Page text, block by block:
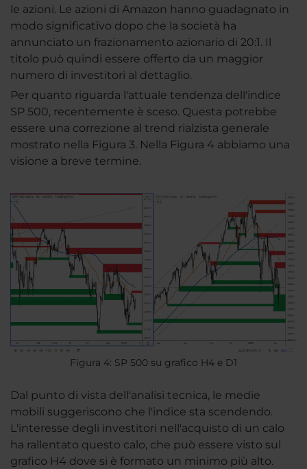
le azioni. Le azioni di Amazon hanno guadagnato in
modo significativo dopo che la società ha
annunciato un frazionamento azionario di 20:1. Il
titolo può quindi essere offerto da un maggior
numero di investitori al dettaglio.
Per quanto riguarda l'attuale tendenza dell'indice
SP 500, recentemente è sceso. Questa potrebbe
essere una correzione al trend rialzista generale
mostrato nella Figura 3. Nella Figura 4 abbiamo una
visione a breve termine.
Figura 4: SP 500 su grafico H4 e D1
Dal punto di vista dell'analisi tecnica, le medie
mobili suggeriscono che l'indice sta scendendo.
L'interesse degli investitori nell'acquisto di un calo
ha rallentato questo calo, che può essere visto sul
grafico H4 dove si è formato un minimo più alto.